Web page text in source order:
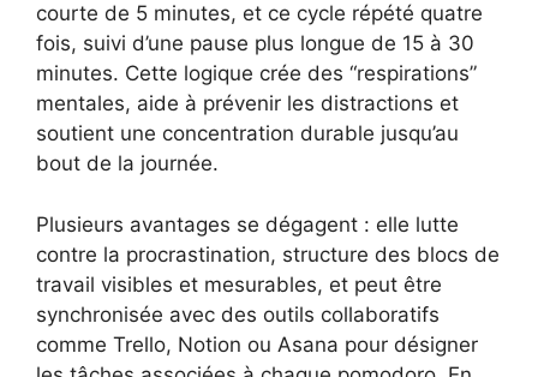
courte de 5 minutes, et ce cycle répété quatre
fois, suivi d’une pause plus longue de 15 à 30
minutes. Cette logique crée des “respirations”
mentales, aide à prévenir les distractions et
soutient une concentration durable jusqu’au
bout de la journée.
Plusieurs avantages se dégagent : elle lutte
contre la procrastination, structure des blocs de
travail visibles et mesurables, et peut être
synchronisée avec des outils collaboratifs
comme Trello, Notion ou Asana pour désigner